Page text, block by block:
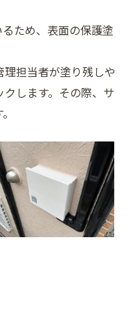
ため、表面の保護塗
担当者が塗り残しや
します。その際、サ